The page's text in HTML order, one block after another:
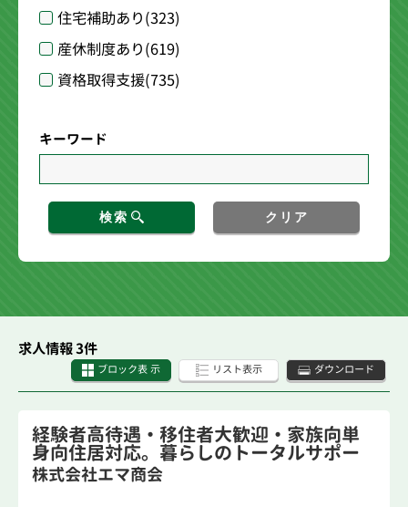
住宅補助あり(323)
産休制度あり(619)
資格取得支援(735)
キーワード
検索 クリア
求人情報 3件
ブロック表 示 リスト表示 ダウンロード
経験者高待遇・移住者大歓迎・家族向単
身向住居対応。暮らしのトータルサポー
トする...
株式会社エマ商会